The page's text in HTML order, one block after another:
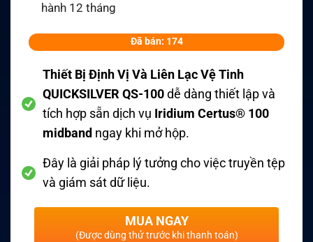
hành 12 tháng
Đã bán: 174
Thiết Bị Định Vị Và Liên Lạc Vệ Tinh
QUICKSILVER QS-100dễ dàng thiết lập và
tích hợp sẵn dịch vụ Iridium Certus® 100
midband ngay khi mở hộp.
Đây là giải pháp lý tưởng cho việc truyền tệp
và giám sát dữ liệu.
MUA NGAY
(Được dùng thử trước khi thanh toán)